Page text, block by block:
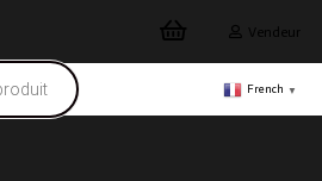
Vendeur
French ▼